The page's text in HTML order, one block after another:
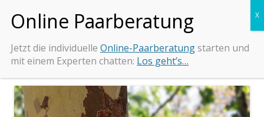
Beziehungs-Retter.de
Inhalt
springen
Jetzt die individuelle Online-Paarberatungstarten und
mit einem Experten chatten: Los geht’s…